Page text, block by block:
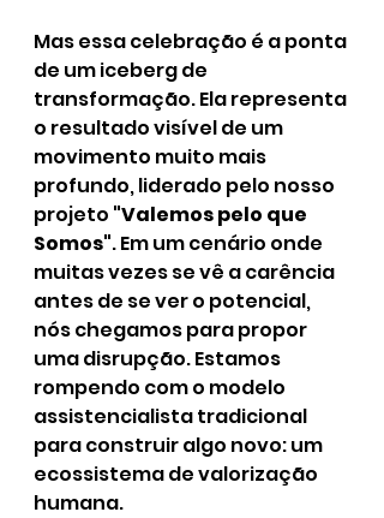
Mas essa celebração é a ponta
de um iceberg de
transformação. Ela representa
o resultado visível de um
movimento muito mais
profundo, liderado pelo nosso
projeto "Valemos pelo que
Somos". Em um cenário onde
muitas vezes se vê a carência
antes de se ver o potencial,
nós chegamos para propor
uma disrupção. Estamos
rompendo com o modelo
assistencialista tradicional
para construir algo novo: um
ecossistema de valorização
humana.